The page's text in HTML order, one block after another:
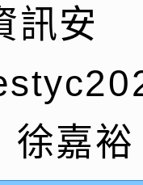
大學辦
學校輔導
實施計畫
研究院
政策研討
勢與發展
民及學前
育局辦
師範大學
習中心
成功大學
訊安
徐嘉